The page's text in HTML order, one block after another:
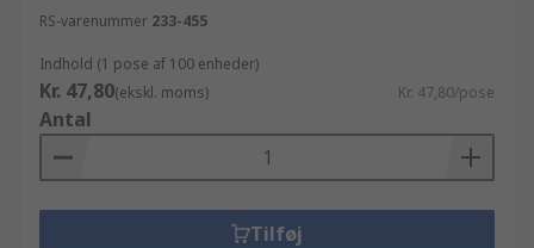
RS-varenummer 233-455
Indhold (1 pose af 100 enheder)
Kr. 47,80(ekskl. moms) Kr. 47,80/pose
Antal
Tilføj